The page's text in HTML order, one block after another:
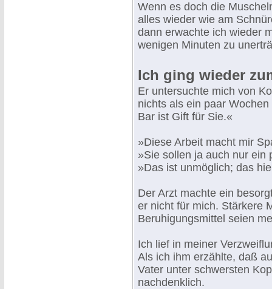
Wenn es doch die
alles wieder wie am
dann erwachte ich wieder
wenigen Minuten zu
Ich ging wieder
Er untersuchte mich von
nichts als ein paar
Bar ist Gift für Sie.«
»Diese Arbeit macht mir
»Sie sollen ja auch nur ein
»Das ist unmöglich; das
Der Arzt machte ein
er nicht für mich. Stärkere
Beruhigungsmittel seien
Ich lief in meiner
Als ich ihm erzählte, daß
Vater unter schwersten
nachdenklich.